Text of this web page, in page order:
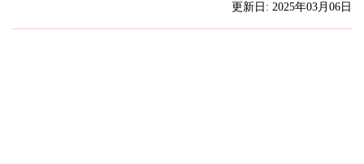
更新日: 2025年03月06日